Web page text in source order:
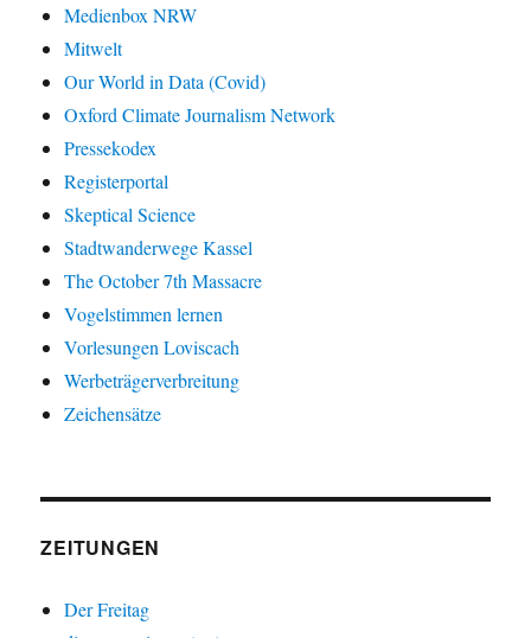
Medienbox NRW
Mitwelt
Our World in Data (Covid)
Oxford Climate Journalism Network
Pressekodex
Registerportal
Skeptical Science
Stadtwanderwege Kassel
The October 7th Massacre
Vogelstimmen lernen
Vorlesungen Loviscach
Werbeträgerverbreitung
Zeichensätze
ZEITUNGEN
Der Freitag